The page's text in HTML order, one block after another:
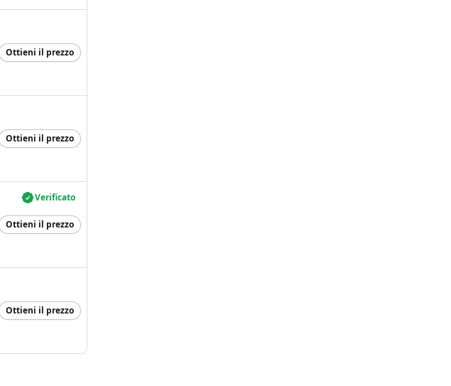
Ottieni il prezzo
Ottieni il prezzo
Ottieni il prezzo
Verificato
Ottieni il prezzo